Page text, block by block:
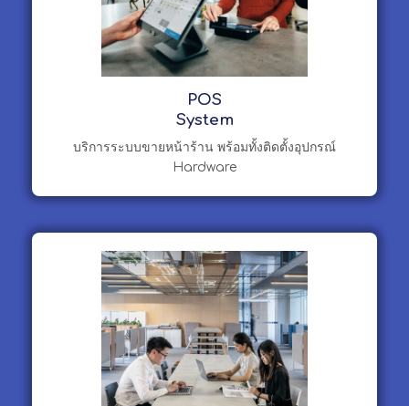
POS
System
บริการระบบขายหน้าร้าน พร้อมทั้งติดตั้งอุปกรณ์
Hardware